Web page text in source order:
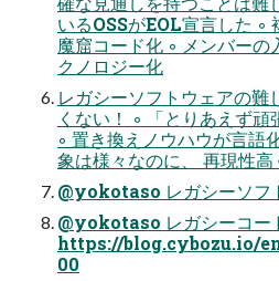
いるOSSがEOL宣⾔した ◦
魔窟コード化 ◦ メンバーの
クノロジー化
レガシーソフトウェアの難
くない！ ◦ 「とりあえず
◦ 置き換えノウハウが⾔語
象は様々なのに、 再現性
@yokotaso レガシーソフ
@yokotaso レガシーコー
https://blog.cybozu.io/
00